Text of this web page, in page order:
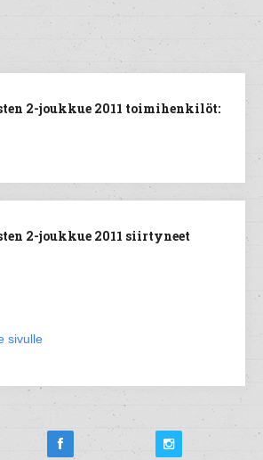
2-joukkue 2011 toimihenkilöt:
2-joukkue 2011 siirtyneet
sivulle